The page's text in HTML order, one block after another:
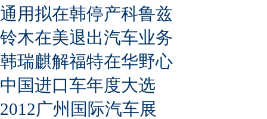
通用拟在韩停产科鲁兹
铃木在美退出汽车业务
韩瑞麒解福特在华野心
中国进口车年度大选
2012广州国际汽车展